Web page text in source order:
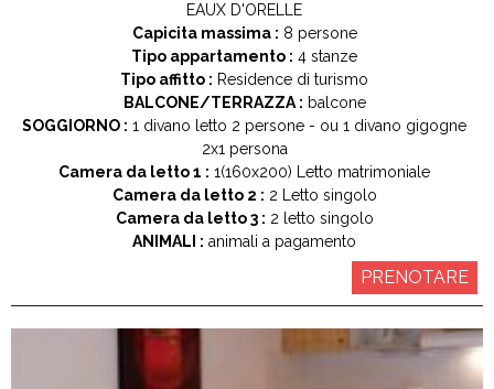
EAUX D'ORELLE
Capicita massima : 8 persone
Tipo appartamento : 4 stanze
Tipo affitto : Residence di turismo
BALCONE/TERRAZZA : balcone
SOGGIORNO : 1 divano letto 2 persone ou 1 divano gigogne
2x1 persona
Camera da letto 1 : 1(160x200) Letto matrimoniale
Camera da letto 2 : 2 Letto singolo
Camera da letto 3 : 2 letto singolo
ANIMALI : animali a pagamento
PRENOTARE